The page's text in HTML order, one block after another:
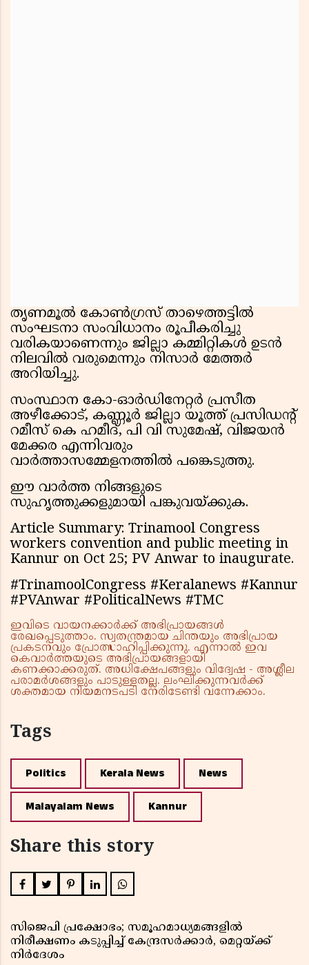
തൃണമൂൽ കോൺഗ്രസ് താഴെത്തട്ടിൽ
സംഘടനാ സംവിധാനം രൂപീകരിച്ചു
വരികയാണെന്നും ജില്ലാ കമ്മിറ്റികൾ ഉടൻ
നിലവിൽ വരുമെന്നും നിസാർ മേത്തർ
അറിയിച്ചു.
സംസ്ഥാന കോ-ഓർഡിനേറ്റർ പ്രസീത
അഴീക്കോട്, കണ്ണൂർ ജില്ലാ യൂത്ത് പ്രസിഡന്റ്
റമീസ് കെ ഹമീദ്, പി വി സുമേഷ്, വിജയൻ
മേക്കര എന്നിവരും
വാർത്താസമ്മേളനത്തിൽ പങ്കെടുത്തു.
ഈ വാർത്ത നിങ്ങളുടെ
സുഹൃത്തുക്കളുമായി പങ്കുവയ്ക്കുക.
Article Summary: Trinamool Congress
workers convention and public meeting in
Kannur on Oct 25; PV Anwar to inaugurate.
#TrinamoolCongress #Keralanews #Kannur
#PVAnwar #PoliticalNews #TMC
ഇവിടെ വായനക്കാർക്ക് അഭിപ്രായങ്ങൾ
രേഖപ്പെടുത്താം. സ്വതന്ത്രമായ ചിന്തയും അഭിപ്രായ
പ്രകടനവും പ്രോത്സാഹിപ്പിക്കുന്നു. എന്നാൽ ഇവ
കെവാർത്തയുടെ അഭിപ്രായങ്ങളായി
കണക്കാക്കരുത്. അധിക്ഷേപങ്ങളും വിദ്വേഷ - അശ്ലീല
പരാമർശങ്ങളും പാടുള്ളതല്ല. ലംഘിക്കുന്നവർക്ക്
ശക്തമായ നിയമനടപടി നേരിടേണ്ടി വന്നേക്കാം.
Tags
Politics Kerala News News
Malayalam News Kannur
Share this story
സിജെപി പ്രക്ഷോഭം; സമൂഹമാധ്യമങ്ങളിൽ
നിരീക്ഷണം കടുപ്പിച്ച് കേന്ദ്രസർക്കാർ, മെറ്റയ്ക്ക്
നിർദേശം